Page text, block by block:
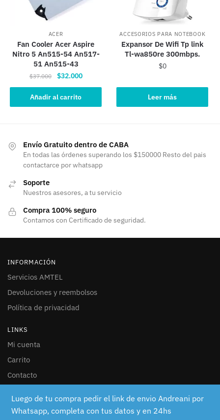
ACER
Fan Cooler Acer Aspire
Nitro 5 An515-54 An517-
51 An515-43
$37.000
El
precio
original
era:
$32.000El
precio
es:
Añadir al carrito
ACCESORIOS PARA NOTEBOOK
Expansor De Wifi Tp link
Tl-wa850re 300mbps.
$0
Leer más
Envío Gratuito dentro de CABA
En todas las órdenes superando los $150000 Resto del pais
contactarce por whatsapp
Soporte
Nuestros asesores, a tu servicio
Compra 100% seguro
Contamos con Certificado de seguridad.
INFORMACIÓN
Servicios AMTEL
Devoluciones y reembolsos
Política de privacidad
LINKS
Mi cuenta
Carrito
Contacto
SEGUINOS
Facebook
Luego de tu compra pedir el link de envio Andreani por
Whatsapp, completa con tus datos y en 24hs